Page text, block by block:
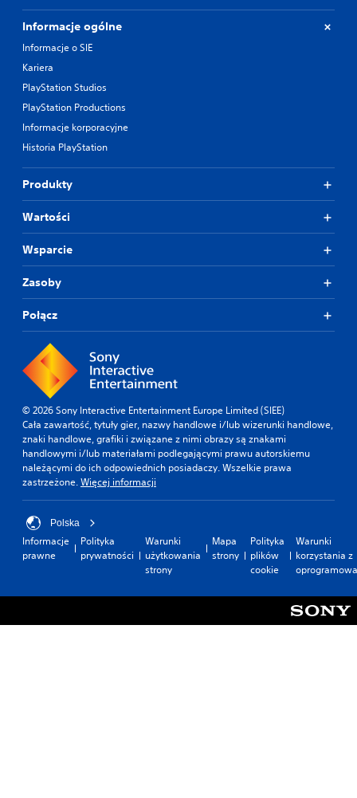
Informacje ogólne
Informacje o SIE
Kariera
PlayStation Studios
PlayStation Productions
Informacje korporacyjne
Historia PlayStation
Produkty
Wartości
Wsparcie
Zasoby
Połącz
© 2026 Sony Interactive Entertainment Europe Limited (SIEE)
Cała zawartość, tytuły gier, nazwy handlowe i/lub wizerunki handlowe,
znaki handlowe, grafiki i związane z nimi obrazy są znakami
handlowymi i/lub materiałami podlegającymi prawu autorskiemu
należącymi do ich odpowiednich posiadaczy. Wszelkie prawa
zastrzeżone.Więcej informacji
Polska
Informacje
prawne
Polityka
prywatności
Warunki
użytkowania
strony
Mapa
strony
Polityka
plików
cookie
Warunki
korzystania z